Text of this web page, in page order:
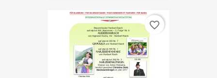
favorite_border